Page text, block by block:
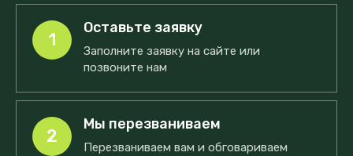
1
Оставьте заявку
Заполните заявку на сайте или
позвоните нам
2
Мы перезваниваем
Перезваниваем вам и обговариваем